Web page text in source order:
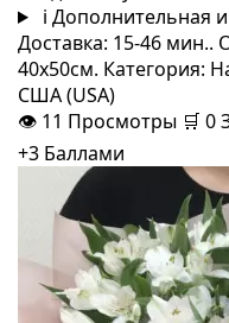
i Дополнительная
Доставка: 15-46 мин..
40x50см. Категория:
США (USA)
👁 11 Просмотры 🛒 0
+3 Баллами